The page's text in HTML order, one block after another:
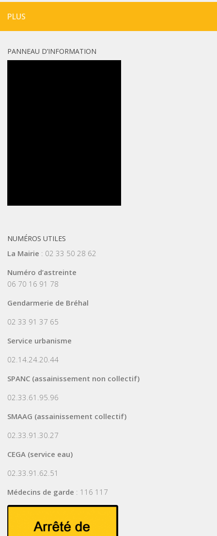
PLUS
PANNEAU D’INFORMATION
NUMÉROS UTILES
La Mairie : 02 33 50 28 62
Numéro d’astreinte
06 70 16 91 78
Gendarmerie de Bréhal
02 33 91 37 65
Service urbanisme
02.14.24.20.44
SPANC (assainissement non collectif)
02.33.61.95.96
SMAAG (assainissement collectif)
02.33.91.30.27
CEGA (service eau)
02.33.91.62.51
Médecins de garde : 116 117